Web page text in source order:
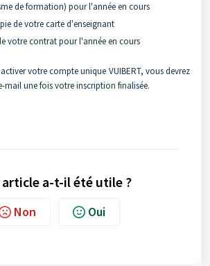
de formation) pour l'année en cours
de votre carte d'enseignant
votre contrat pour l'année en cours
votre compte unique VUIBERT, vous devrez
mail une fois votre inscription finalisée.
article a-t-il été utile ?
Non Oui